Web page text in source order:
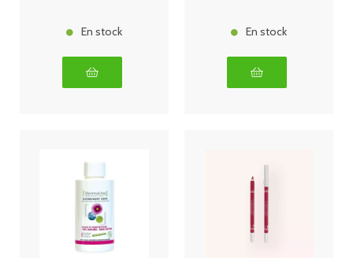
En stock En stock